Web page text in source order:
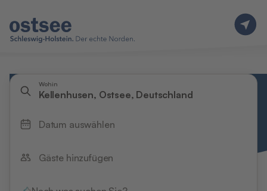
Wohin
Kellenhusen, Ostsee, Deutschland
Datum auswählen
Gäste hinzufügen